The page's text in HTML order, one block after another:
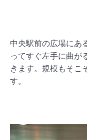
中央駅前の広場にあ
ってすぐ左手に曲が
きます。規模もそこ
す。